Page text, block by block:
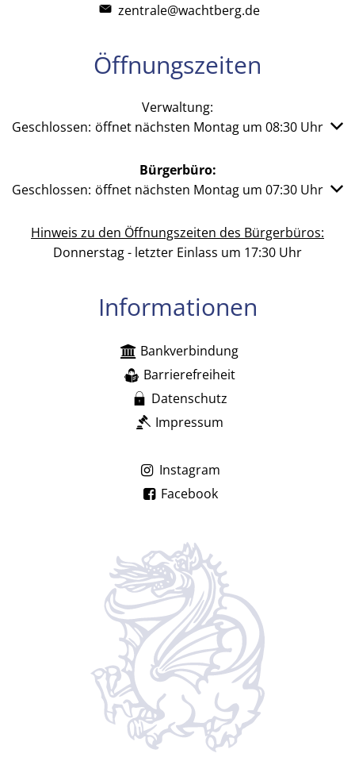
zentrale@wachtberg.de
Öffnungszeiten
Verwaltung:
Klicken, um weitere Öffnungs- oder Schließzeiten
Geschlossen: öffnet nächsten Montag um 08:30 Uhr
Bürgerbüro:
Klicken, um weitere Öffnungs- oder Schließzeiten
Geschlossen: öffnet nächsten Montag um 07:30 Uhr
Hinweis zu den Öffnungszeiten des Bürgerbüros:
Donnerstag - letzter Einlass um 17:30 Uhr
Informationen
Bankverbindung
Barrierefreiheit
Datenschutz
Impressum
Instagram
Facebook